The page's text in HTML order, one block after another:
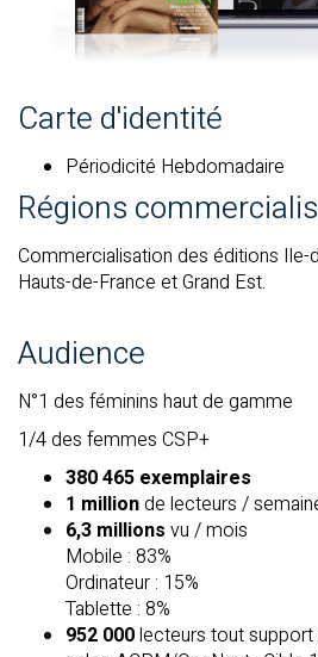
Carte d'identité
Périodicité Hebdomadaire
Régions
Commercialisation des éditions Ile-
Hauts-de-France et Grand Est.
Audience
N°1 des féminins haut de gamme
1/4 des femmes CSP+
380 465 exemplaires
1 millionde lecteurs /
6,3 millions vu / mois
Mobile : 83%
Ordinateur : 15%
Tablette : 8%
952 000lecteurs tout